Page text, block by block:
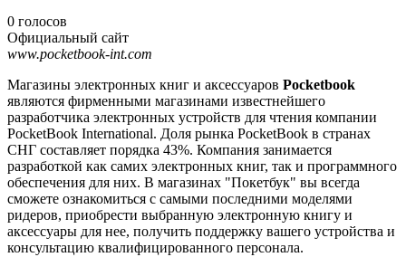
0 голосов
Официальный сайт
www.pocketbook-int.com
Магазины электронных книг и аксессуаров Pocketbook
являются фирменными магазинами известнейшего
разработчика электронных устройств для чтения компании
PocketBook International. Доля рынка PocketBook в странах
СНГ составляет порядка 43%. Компания занимается
разработкой как самих электронных книг, так и программного
обеспечения для них. В магазинах "Покетбук" вы всегда
сможете ознакомиться с самыми последними моделями
ридеров, приобрести выбранную электронную книгу и
аксессуары для нее, получить поддержку вашего устройства и
консультацию квалифицированного персонала.